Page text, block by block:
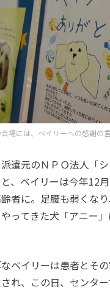
場には、ベイリーへの感謝の
遣元のＮＰＯ法人「
、ベイリーは今年12
者に。足腰も弱くな
ってきた犬「アニー
ベイリーは患者とそ
れ、この日、センタ